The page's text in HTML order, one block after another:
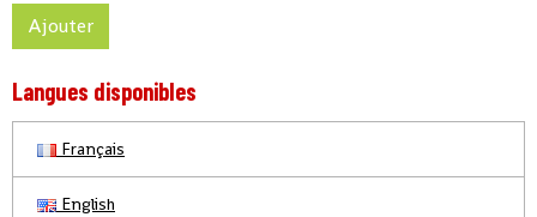
Ajouter
Langues disponibles
Français
English